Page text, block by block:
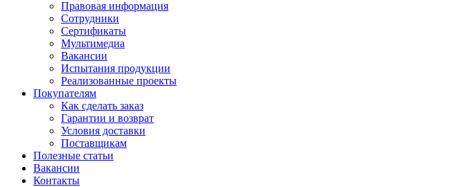
Правовая информация
Сотрудники
Сертификаты
Мультимедиа
Вакансии
Испытания продукции
Реализованные проекты
Покупателям
Как сделать заказ
Гарантии и возврат
Условия доставки
Поставщикам
Полезные статьи
Вакансии
Контакты